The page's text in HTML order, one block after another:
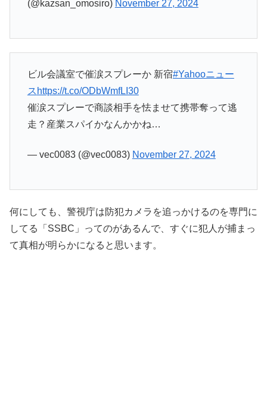
(@kazsan_omosiro) November 27, 2024
ビル会議室で催涙スプレーか 新宿#Yahooニュー
ス https://t.co/ODbWmfLI30
催涙スプレーで商談相手を怯ませて携帯奪って逃
走？産業スパイかなんかかね…
— vec0083 (@vec0083) November 27, 2024
何にしても、警視庁は防犯カメラを追っかけるのを専門に
してる「SSBC」ってのがあるんで、すぐに犯人が捕まっ
て真相が明らかになると思います。